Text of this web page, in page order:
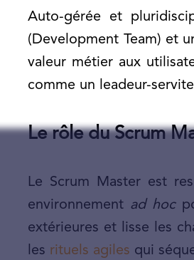
Auto-gérée et
(Development Team) et
valeur métier aux
comme un leadeur-
Le rôle du Scrum
Le Scrum Master est
environnement ad hoc
extérieures et lisse les
les rituels agiles qui